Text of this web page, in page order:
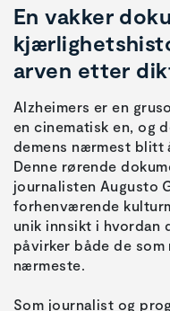
En vakker
arven etter
Alzheimers er en
en cinematisk en, og
demens nærmest blitt
Denne rørende
journalisten Augusto
forhenværende
unik innsikt i hvordan
påvirker både de som
nærmeste.
Som journalist og